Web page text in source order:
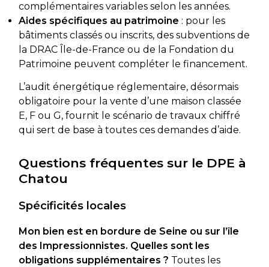
complémentaires variables selon les années.
Aides spécifiques au patrimoine : pour les
bâtiments classés ou inscrits, des subventions de
la DRAC Île-de-France ou de la Fondation du
Patrimoine peuvent compléter le financement.
L’audit énergétique réglementaire, désormais
obligatoire pour la vente d’une maison classée
E, F ou G, fournit le scénario de travaux chiffré
qui sert de base à toutes ces demandes d’aide.
Questions fréquentes sur le DPE à
Chatou
Spécificités locales
Mon bien est en bordure de Seine ou sur l’île
des Impressionnistes. Quelles sont les
obligations supplémentaires ? Toutes les